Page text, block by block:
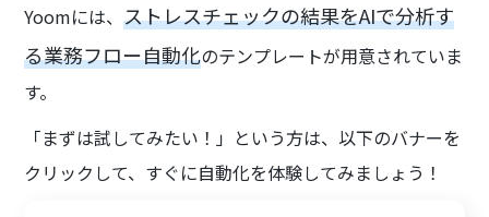
Yoomには、ストレスチェックの結果をAIで分析す
る業務フロー自動化のテンプレートが用意されていま
す。
「まずは試してみたい！」という方は、以下のバナーを
クリックして、すぐに自動化を体験してみましょう！